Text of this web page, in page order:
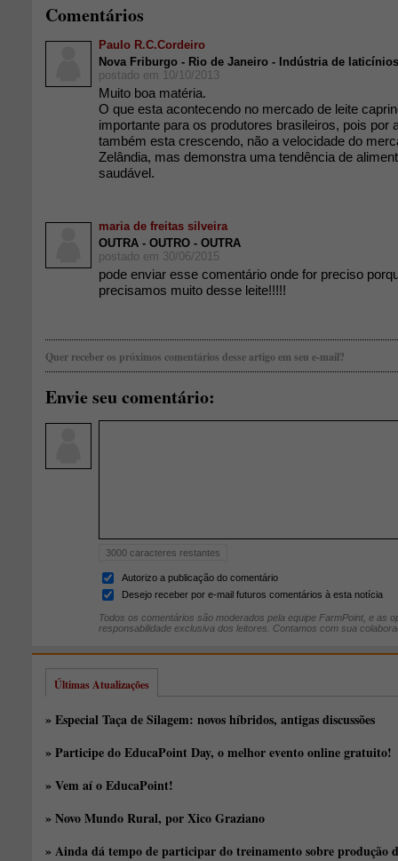
Comentários
Paulo R.C.Cordeiro
Nova Friburgo - Rio de Janeiro - Indústria de laticínios
postado em 10/10/2013
Muito boa matéria.
O que esta acontecendo no mercado de leite
importante para os produtores brasileiros, pois por
também esta crescendo, não a velocidade do
Zelândia, mas demonstra uma tendência de
saudável.
maria de freitas silveira
OUTRA - OUTRO - OUTRA
postado em 30/06/2015
pode enviar esse comentário onde for preciso
precisamos muito desse leite!!!!!
Quer receber os próximos comentários desse artigo em seu e-mail?
Envie seu comentário:
3000 caracteres restantes
Autorizo a publicação do comentário
Desejo receber por e-mail futuros comentários à esta notícia
Todos os comentários são moderados pela equipe FarmPoint, e as
responsabilidade exclusiva dos leitores. Contamos com sua
Últimas Atualizações
» Especial Taça de Silagem: novos híbridos, antigas discussões
» Participe do EducaPoint Day, o melhor evento online gratuito!
» Vem aí o EducaPoint!
» Novo Mundo Rural, por Xico Graziano
» Ainda dá tempo de participar do treinamento sobre produção